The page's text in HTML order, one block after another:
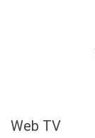
Web TV